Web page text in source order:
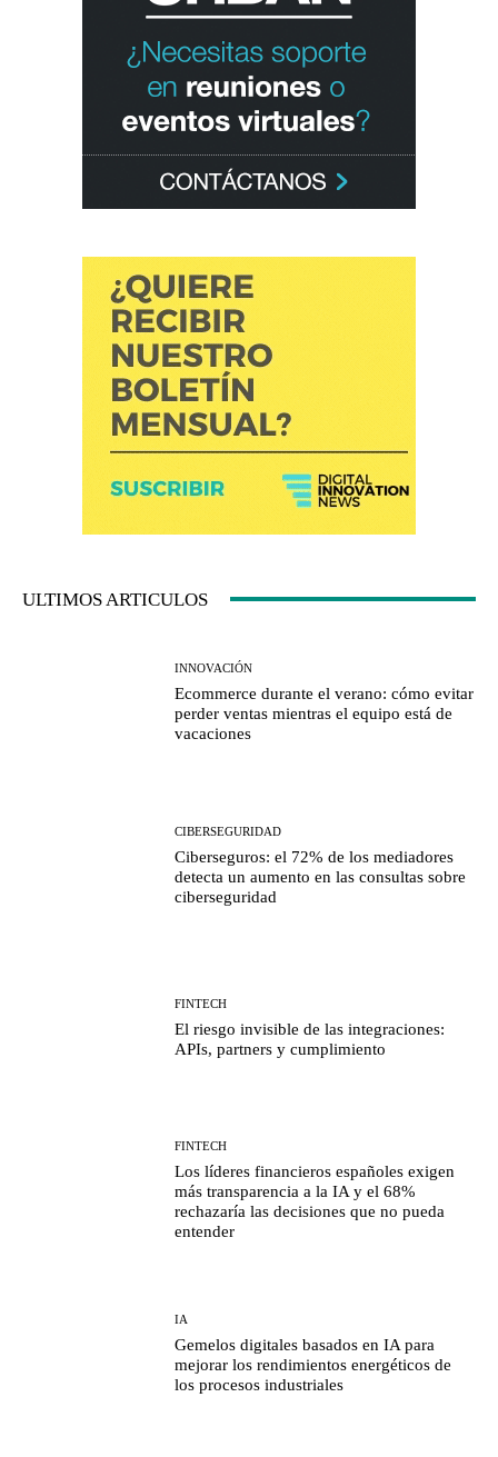
ULTIMOS ARTICULOS
INNOVACIÓN
Ecommerce durante el verano: cómo evitar
perder ventas mientras el equipo está de
vacaciones
CIBERSEGURIDAD
Ciberseguros: el 72% de los mediadores
detecta un aumento en las consultas sobre
ciberseguridad
FINTECH
El riesgo invisible de las integraciones:
APIs, partners y cumplimiento
FINTECH
Los líderes financieros españoles exigen
más transparencia a la IA y el 68%
rechazaría las decisiones que no pueda
entender
IA
Gemelos digitales basados en IA para
mejorar los rendimientos energéticos de
los procesos industriales